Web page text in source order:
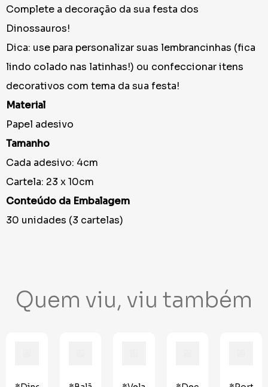
Complete a decoração da sua festa dos
Dinossauros!
Dica: use para personalizar suas lembrancinhas (fica
lindo colado nas latinhas!) ou confeccionar itens
decorativos com tema da sua festa!
Material
Papel adesivo
Tamanho
Cada adesivo: 4cm
Cartela: 23 x 10cm
Conteúdo da Embalagem
30 unidades (3 cartelas)
Quem viu, viu também